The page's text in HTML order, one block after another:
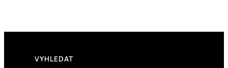
VYHLEDAT